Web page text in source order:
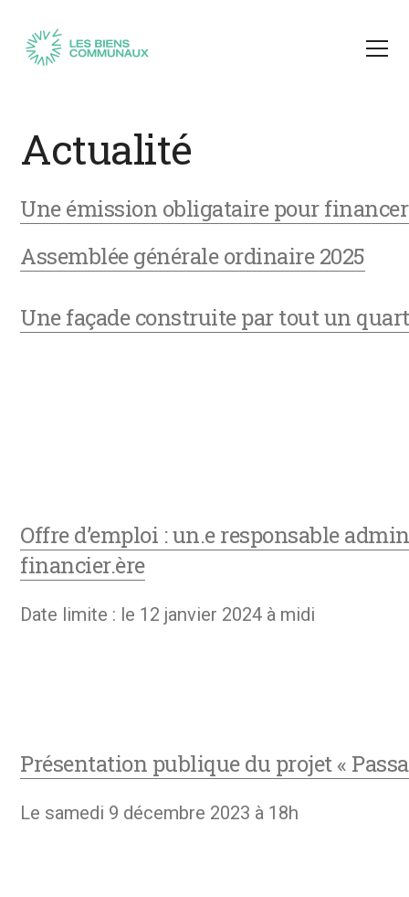
Actualité
Une émission obligataire pour
Assemblée générale ordinaire 2025
Une façade construite par tout un
Offre d’emploi : un.e responsable
financier.ère
Date limite : le 12 janvier 2024 à midi
Présentation publique du projet «
Le samedi 9 décembre 2023 à 18h